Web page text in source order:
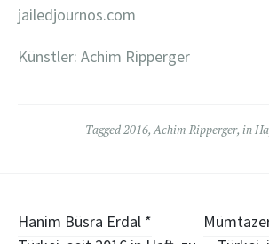
jailedjournos.com
Künstler: Achim Ripperger
Tagged2016,Achim Ripperger, in
Post
Hanim Büsra Erdal *